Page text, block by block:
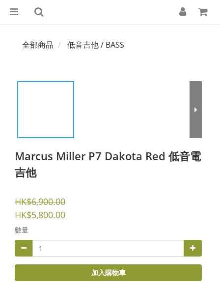
全部商品 低音吉他 / BASS
Marcus Miller P7 Dakota Red 低音電
吉他
HK$6,900.00
HK$5,800.00
數量
加入購物車